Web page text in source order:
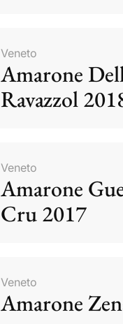
Veneto
Amarone
Ravazzol
Veneto
Amarone
Cru 2017
Veneto
Amarone